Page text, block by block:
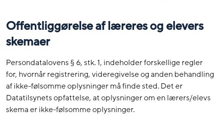
Offentliggørelse af læreres og elevers
skemaer
Persondatalovens § 6, stk. 1, indeholder forskellige regler
for, hvornår registrering, videregivelse og anden behandling
af ikke-følsomme oplysninger må finde sted. Det er
Datatilsynets opfattelse, at oplysninger om en lærers/elevs
skema er ikke-følsomme oplysninger.